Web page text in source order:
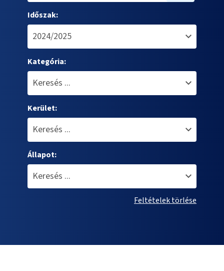
Időszak:
Kategória:
Kerület:
Állapot:
Feltételek törlése